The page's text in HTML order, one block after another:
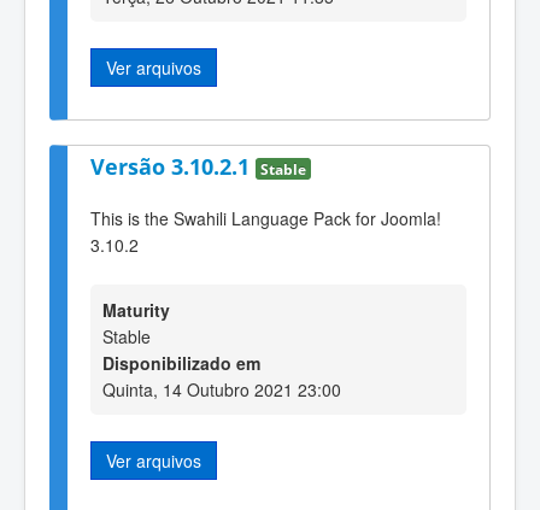
Ver arquivos
Versão 3.10.2.1 Stable
This is the Swahili Language Pack for Joomla!
3.10.2
Maturity
Stable
Disponibilizado em
Quinta, 14 Outubro 2021 23:00
Ver arquivos